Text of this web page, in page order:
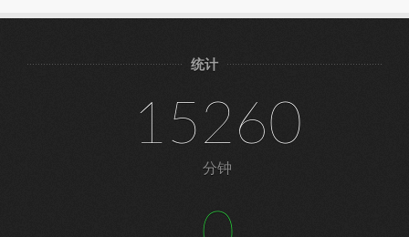
统计
15260
分钟